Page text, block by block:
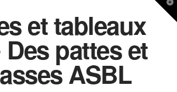
et tableaux
Des pattes et
ASBL